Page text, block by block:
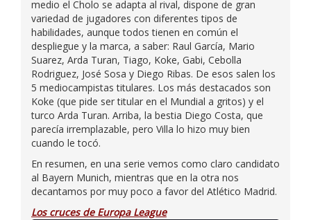
medio el Cholo se adapta al rival, dispone de gran
variedad de jugadores con diferentes tipos de
habilidades, aunque todos tienen en común el
despliegue y la marca, a saber: Raul García, Mario
Suarez, Arda Turan, Tiago, Koke, Gabi, Cebolla
Rodriguez, José Sosa y Diego Ribas. De esos salen los
5 mediocampistas titulares. Los más destacados son
Koke (que pide ser titular en el Mundial a gritos) y el
turco Arda Turan. Arriba, la bestia Diego Costa, que
parecía irremplazable, pero Villa lo hizo muy bien
cuando le tocó.
En resumen, en una serie vemos como claro candidato
al Bayern Munich, mientras que en la otra nos
decantamos por muy poco a favor del Atlético Madrid.
Los cruces de Europa League